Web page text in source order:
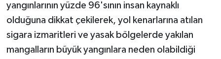
yangınlarının yüzde 96'sının insan kaynaklı
olduğuna dikkat çekilerek, yol kenarlarına atılan
sigara izmaritleri ve yasak bölgelerde yakılan
mangalların büyük yangınlara neden olabildiği